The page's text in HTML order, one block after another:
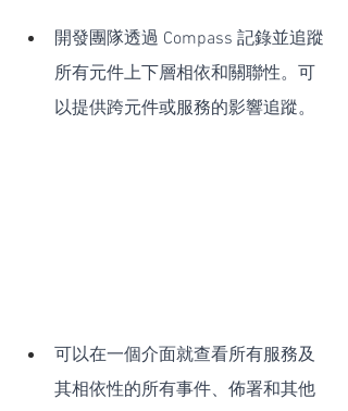
開發團隊透過 Compass 記錄並追蹤
所有元件上下層相依和關聯性。可
以提供跨元件或服務的影響追蹤。
可以在一個介面就查看所有服務及
其相依性的所有事件、佈署和其他